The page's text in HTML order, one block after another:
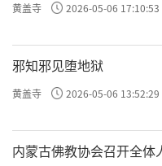
黄盖寺 2026-05-06 17:10:53
邪知邪见堕地狱
黄盖寺 2026-05-06 13:52:29
内蒙古佛教协会召开全体